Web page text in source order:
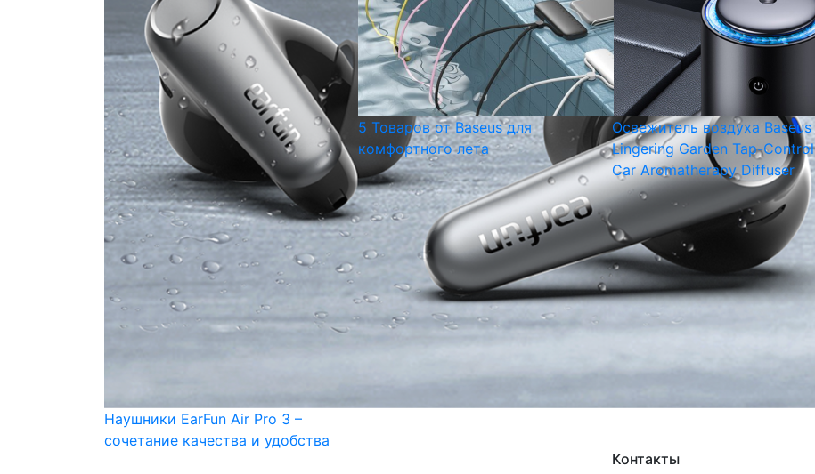
Наушники EarFun Air Pro 3 –
сочетание качества и удобства
5 Товаров от Baseus для
комфортного лета
Освежитель воздуха Baseus
Lingering Garden Tap-Control
Car Aromatherapy Diffuser
Контакты